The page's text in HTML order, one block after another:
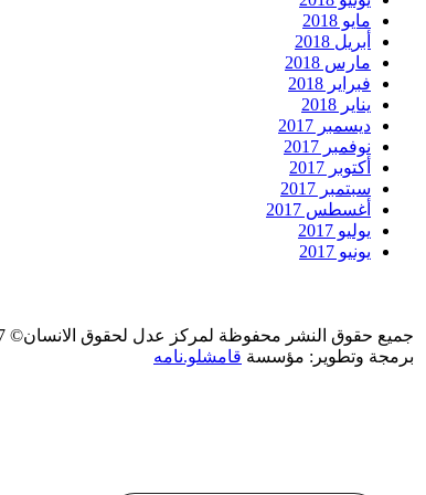
مايو 2018
أبريل 2018
مارس 2018
فبراير 2018
يناير 2018
ديسمبر 2017
نوفمبر 2017
أكتوبر 2017
سبتمبر 2017
أغسطس 2017
يوليو 2017
يونيو 2017
جميع حقوق النشر محفوظة لمركز عدل لحقوق الانسان© 2017
برمجة وتطوير: مؤسسة قامشلو.نامه